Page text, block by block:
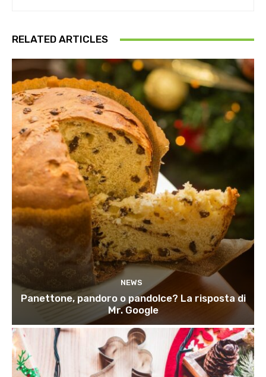
RELATED ARTICLES
NEWS
Panettone, pandoro o pandolce? La risposta di
Mr. Google